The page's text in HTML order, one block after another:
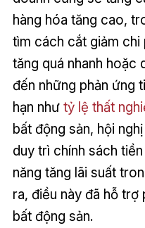
hàng hóa tăng cao,
tìm cách cắt giảm chi
tăng quá nhanh hoặc
đến những phản ứng
hạn như tỷ lệ thất
bất động sản, hội
duy trì chính sách
năng tăng lãi suất
ra, điều này đã hỗ
bất động sản.